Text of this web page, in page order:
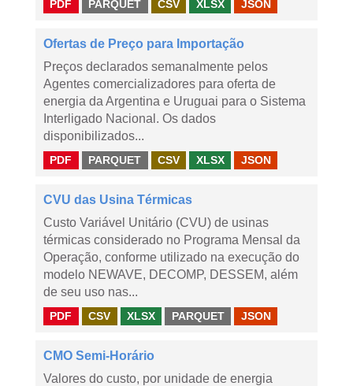
PDF PARQUET CSV XLSX JSON
Ofertas de Preço para Importação
Preços declarados semanalmente pelos
Agentes comercializadores para oferta de
energia da Argentina e Uruguai para o Sistema
Interligado Nacional. Os dados
disponibilizados...
PDF PARQUET CSV XLSX JSON
CVU das Usina Térmicas
Custo Variável Unitário (CVU) de usinas
térmicas considerado no Programa Mensal da
Operação, conforme utilizado na execução do
modelo NEWAVE, DECOMP, DESSEM, além
de seu uso nas...
PDF CSV XLSX PARQUET JSON
CMO Semi-Horário
Valores do custo, por unidade de energia